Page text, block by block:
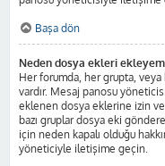
Başa dön
Neden dosya ekleri
Her forumda, her grupta,
vardır. Mesaj panosu
eklenen dosya eklerine izin
bazı gruplar dosya eki
için neden kapalı olduğu
yöneticiyle iletişime geçin.